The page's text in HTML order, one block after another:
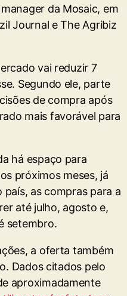
da Mosaic, em
Journal e The Agribiz
vai reduzir 7
Segundo ele, parte
de compra após
mais favorável para
há espaço para
próximos meses, já
país, as compras para a
até julho, agosto e,
setembro.
a oferta também
Dados citados pelo
aproximadamente